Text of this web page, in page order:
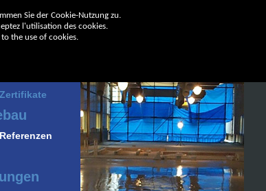
Zertifikate
Referenzen
Sie der Cookie-Nutzung zu.
l'utilisation des cookies.
the use of cookies.